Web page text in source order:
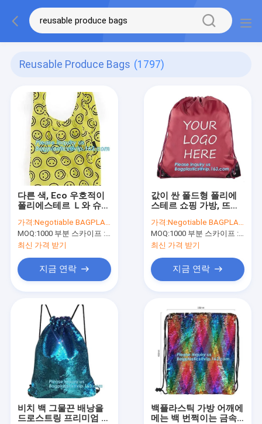
Reusable Produce Bags (1797)
다른 색, Eco 우호적이
폴리에스테르 Ｌ와 슈퍼
형 비직조 가방 직물 식
료품 쇼핑 가방
가격:Negotiable BAGPLASTICS@YAHOO.COM
MOQ:1000 부분 스카이프 : 마이데아르닐
최신 가격 받기
지금 연락
값이 싼 폴드형 폴리에
스테르 쇼핑 가방, 뜨거
형 폴리에스테르 숍피를
폴딩시키는 재사용할 수
있는 프로모셔널을 맞추
어줍니다
가격:Negotiable BAGPLASTICS@YAHOO.COM
MOQ:1000 부분 스카이프 : 마이데아르닐
최신 가격 받기
지금 연락
비치 백 그물끈 배낭을
드로스트링 프리미엄 메
백플라스틱 가방 어깨에
메는 백 번쩍이는 금속